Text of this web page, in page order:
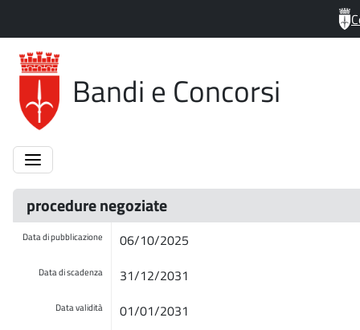
Bandi e Concorsi
procedure negoziate
Data di pubblicazione 06/10/2025
Data di scadenza 31/12/2031
Data validità 01/01/2031